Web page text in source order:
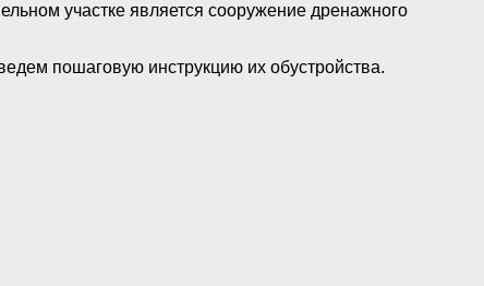
участке является сооружение дренажного
пошаговую инструкцию их обустройства.